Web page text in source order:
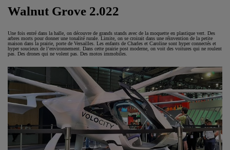
Walnut Grove 2.022
Une fois entré dans la halle, on découvre de grands stands avec de la moquette en plastique vert. Des
arbres morts pour donner une tonalité rurale. Limite, on se croirait dans une réinvention de la petite
maison dans la prairie, porte de Versailles. Les enfants de Charles et Caroline sont hyper connectés et
hyper soucieux de l’environnement. Dans cette prairie post moderne, on voit des voitures qui ne roulent
pas. Des drones qui ne volent pas. Des motos immobiles.